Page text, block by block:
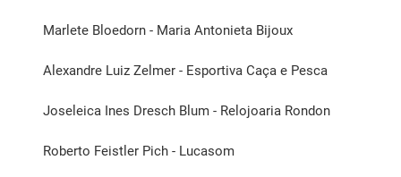
Marlete Bloedorn - Maria Antonieta Bijoux
Alexandre Luiz Zelmer - Esportiva Caça e Pesca
Joseleica Ines Dresch Blum - Relojoaria Rondon
Roberto Feistler Pich - Lucasom